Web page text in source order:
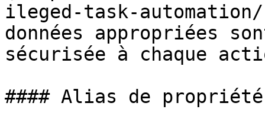
ileged-task-
données appropriées
sécurisée à chaque
#### Alias de